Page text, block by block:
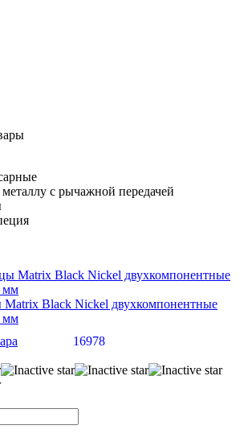
с рычажной передачей
Matrix Black Nickel двухкомпонентные
мм
16978